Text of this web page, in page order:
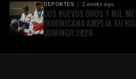
DEPORTES 2 weeks ago
DOS NUEVOS OROS Y MIL
DOMINICANA AMPLÍA SU
DOMINGO 2026